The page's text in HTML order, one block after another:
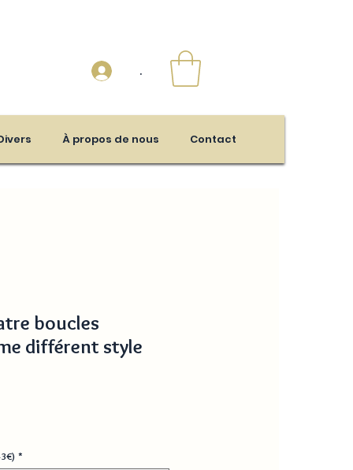
.
À propos de nous Contact
boucles
différent style
*